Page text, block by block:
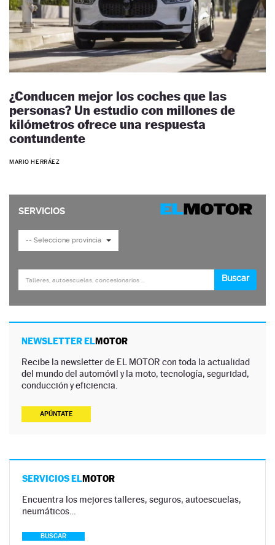
¿Conducen mejor los coches que las
personas? Un estudio con millones de
kilómetros ofrece una respuesta
contundente
MARIO HERRÁEZ
NEWSLETTER ELMOTOR
Recibe la newsletter de EL MOTOR con toda la actualidad
del mundo del automóvil y la moto, tecnología, seguridad,
conducción y eficiencia.
APÚNTATE
SERVICIOS ELMOTOR
Encuentra los mejores talleres, seguros, autoescuelas,
neumáticos…
BUSCAR